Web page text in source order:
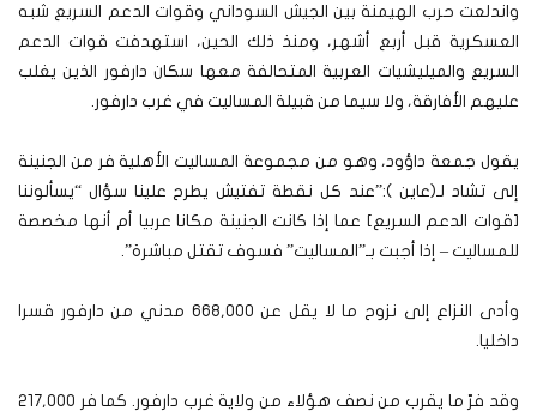
واندلعت حرب الهيمنة بين الجيش السوداني وقوات الدعم السريع شبه
العسكرية قبل أربع أشهر، ومنذ ذلك الحين، استهدفت قوات الدعم
السريع والميليشيات العربية المتحالفة معها سكان دارفور الذين يغلب
عليهم الأفارقة، ولا سيما من قبيلة المساليت في غرب دارفور.
يقول جمعة داؤود، وهو من مجموعة المساليت الأهلية فر من الجنينة
إلى تشاد لـ(عاين ):”عند كل نقطة تفتيش يطرح علينا سؤال “يسألوننا
[قوات الدعم السريع] عما إذا كانت الجنينة مكانا عربيا أم أنها مخصصة
للمساليت – إذا أجبت بـ”المساليت” فسوف تقتل مباشرة”.
وأدى النزاع إلى نزوح ما لا يقل عن 668,000 مدني من دارفور قسرا
داخليا.
وقد فرّ ما يقرب من نصف هؤلاء من ولاية غرب دارفور. كما فر 217,000